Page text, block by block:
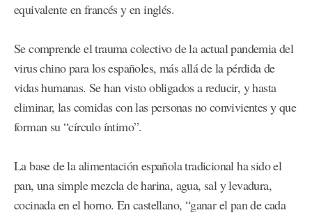
equivalente en francés y en inglés.
Se comprende el trauma colectivo de la actual pandemia del
virus chino para los españoles, más allá de la pérdida de
vidas humanas. Se han visto obligados a reducir, y hasta
eliminar, las comidas con las personas no convivientes y que
forman su “círculo íntimo”.
La base de la alimentación española tradicional ha sido el
pan, una simple mezcla de harina, agua, sal y levadura,
cocinada en el horno. En castellano, “ganar el pan de cada